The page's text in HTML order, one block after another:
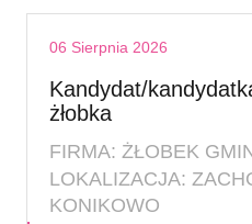
06 Sierpnia 2026
Kandydat/
żłobka
FIRMA: ŻŁOBEK
LOKALIZACJA:
KONIKOWO